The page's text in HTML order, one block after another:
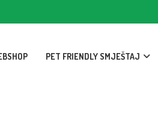
PET FRIENDLY SMJEŠTAJ